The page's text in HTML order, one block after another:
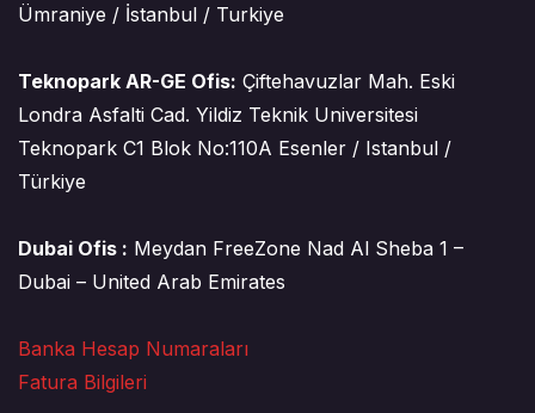
Ümraniye / İstanbul / Turkiye
Teknopark AR-GE Ofis: Çiftehavuzlar Mah. Eski
Londra Asfalti Cad. Yildiz Teknik Universitesi
Teknopark C1 Blok No:110A Esenler / Istanbul /
Türkiye
Dubai Ofis : Meydan FreeZone Nad Al Sheba 1 –
Dubai – United Arab Emirates
Banka Hesap Numaraları
Fatura Bilgileri